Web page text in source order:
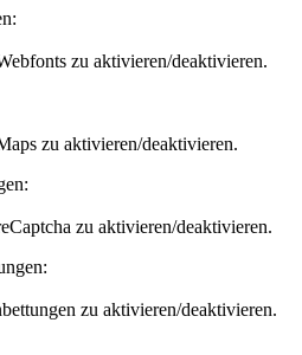
zu aktivieren/deaktivieren.
zu aktivieren/deaktivieren.
zu aktivieren/deaktivieren.
zu aktivieren/deaktivieren.